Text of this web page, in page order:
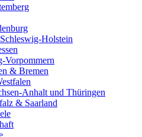
Holstein
Vorpommern
& Bremen
Anhalt und Thüringen
& Saarland